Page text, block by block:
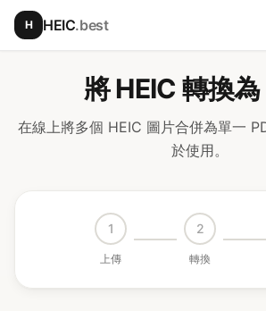
跳至主要內容
H HEIC.best
將 HEIC 轉換為
在線上將多個 HEIC 圖片合併為單一
於使用。
1
上傳
2
轉換